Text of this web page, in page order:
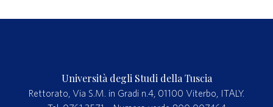
Università degli Studi della Tuscia
Rettorato, Via S.M. in Gradi n.4, 01100 Viterbo, ITALY.